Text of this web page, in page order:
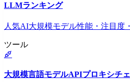
LLMランキング
人気AI大規模モデル性能・注目度
ツール
大規模言語モデルAPIプロキシチ